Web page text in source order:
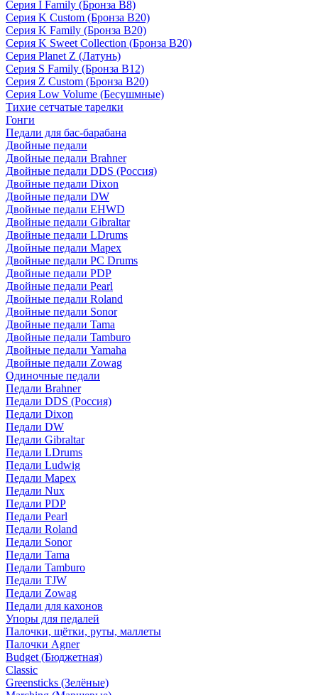
Серия I Family (Бронза B8)
Серия K Custom (Бронза B20)
Серия K Family (Бронза B20)
Серия K Sweet Collection (Бронза B20)
Серия Planet Z (Латунь)
Серия S Family (Бронза B12)
Серия Z Custom (Бронза B20)
Серия Low Volume (Бесушмные)
Тихие сетчатые тарелки
Гонги
Педали для бас-барабана
Двойные педали
Двойные педали Brahner
Двойные педали DDS (Россия)
Двойные педали Dixon
Двойные педали DW
Двойные педали EHWD
Двойные педали Gibraltar
Двойные педали LDrums
Двойные педали Mapex
Двойные педали PC Drums
Двойные педали PDP
Двойные педали Pearl
Двойные педали Roland
Двойные педали Sonor
Двойные педали Tama
Двойные педали Tamburo
Двойные педали Yamaha
Двойные педали Zowag
Одиночные педали
Педали Brahner
Педали DDS (Россия)
Педали Dixon
Педали DW
Педали Gibraltar
Педали LDrums
Педали Ludwig
Педали Mapex
Педали Nux
Педали PDP
Педали Pearl
Педали Roland
Педали Sonor
Педали Tama
Педали Tamburo
Педали TJW
Педали Zowag
Педали для кахонов
Упоры для педалей
Палочки, щётки, руты, маллеты
Палочки Agner
Budget (Бюджетная)
Classic
Greensticks (Зелёные)